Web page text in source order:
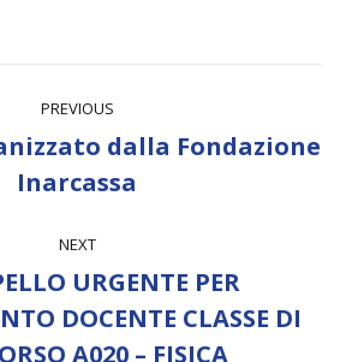
PREVIOUS
Previous
post:
dalla Fondazione
Inarcassa
NEXT
Next
URGENTE PER
DOCENTE CLASSE DI
A020 – FISICA